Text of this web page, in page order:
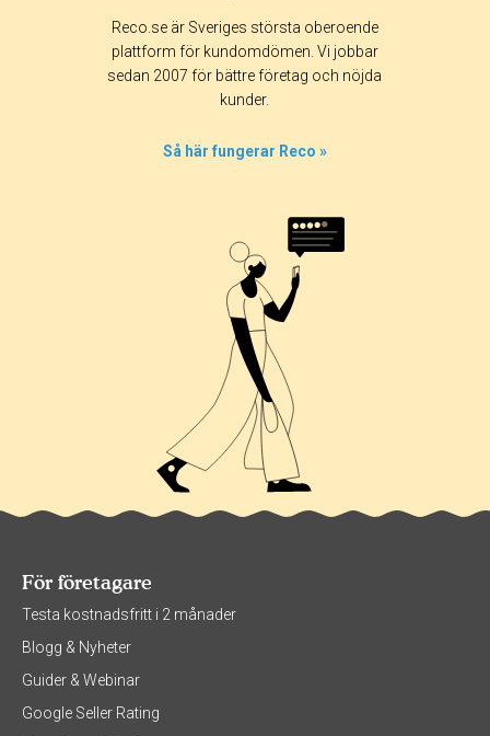
365 dagar 90 dagar
30 dagar
Reco.se är Sveriges största oberoende
plattform för kundomdömen. Vi jobbar
sedan 2007 för bättre företag och nöjda
kunder.
Så här fungerar Reco »
För företagare
Testa kostnadsfritt i 2 månader
Blogg & Nyheter
Guider & Webinar
Google Seller Rating